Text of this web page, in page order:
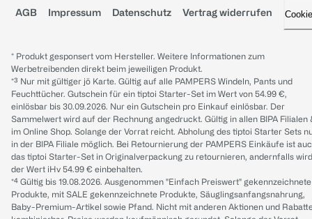
AGB Impressum Datenschutz Vertrag widerrufen
* Produkt gesponsert vom Hersteller. Weitere Informationen zum
Werbetreibenden direkt beim jeweiligen Produkt.
*³ Nur mit gültiger jö Karte. Gültig auf alle PAMPERS Windeln, Pants und
Feuchttücher. Gutschein für ein tiptoi Starter-Set im Wert von 54.99 €,
einlösbar bis 30.09.2026. Nur ein Gutschein pro Einkauf einlösbar. Der
Sammelwert wird auf der Rechnung angedruckt. Gültig in allen BIPA Filialen
im Online Shop. Solange der Vorrat reicht. Abholung des tiptoi Starter Sets
in der BIPA Filiale möglich. Bei Retournierung der PAMPERS Einkäufe ist
das tiptoi Starter-Set in Originalverpackung zu retournieren, andernfalls wird
der Wert iHv 54.99 € einbehalten.
*⁴ Gültig bis 19.08.2026. Ausgenommen "Einfach Preiswert" gekennzeichnete
Produkte, mit SALE gekennzeichnete Produkte, Säuglingsanfangsnahrung,
Baby-Premium-Artikel sowie Pfand. Nicht mit anderen Aktionen und